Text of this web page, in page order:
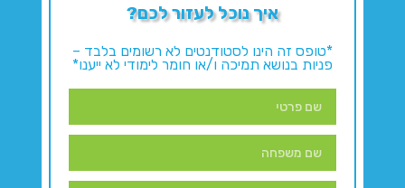
איך נוכל לעזור לכם?
*טופס זה הינו לסטודנטים לא רשומים בלבד –
פניות בנושא תמיכה ו/או חומר לימודי לא ייענו*